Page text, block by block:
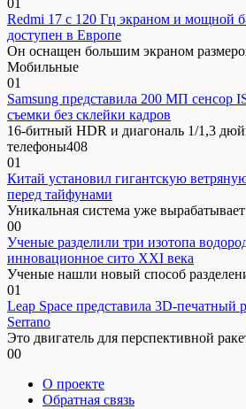
01
Redmi 17 с 120 Гц экраном и мощной
доступен в Европе
Он оснащен большим экраном
Мобильные
01
Samsung представила 200 МП сенсор
съемки без склейки кадров
16-битный HDR и диагональ 1/1,3
телефоны408
01
Китай установил гигантскую
перед тайфунами
Уникальная система уже
00
Ученые разделили три изотопа
инновационное сито XXI века
Ученые нашли новый способ
01
Leap Space представила 3D-печатный
Serrano
Это двигатель для перспективной
00
О проекте
Обратная связь